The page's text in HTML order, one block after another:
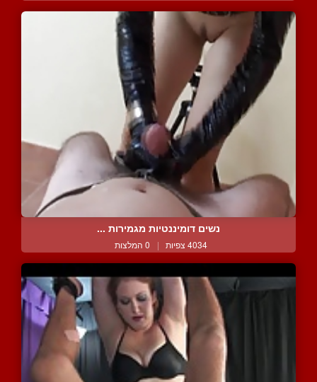
נשים דומיננטיות מגמירות ...
4034 צפיות | 0 המלצות